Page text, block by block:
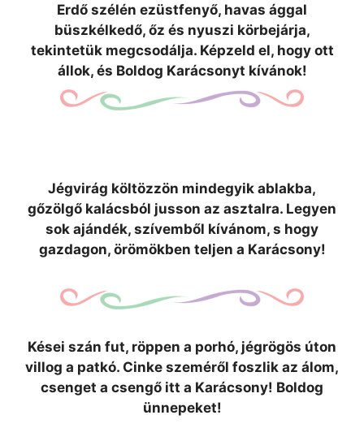
Erdő szélén ezüstfenyő, havas ággal
büszkélkedő, őz és nyuszi körbejárja,
tekintetük megcsodálja. Képzeld el, hogy ott
állok, és Boldog Karácsonyt kívánok!
Jégvirág költözzön mindegyik ablakba,
gőzölgő kalácsból jusson az asztalra. Legyen
sok ajándék, szívemből kívánom, s hogy
gazdagon, örömökben teljen a Karácsony!
Kései szán fut, röppen a porhó, jégrögös úton
villog a patkó. Cinke szeméről foszlik az álom,
csenget a csengő itt a Karácsony! Boldog
ünnepeket!